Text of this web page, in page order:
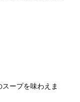
スープを味わえま